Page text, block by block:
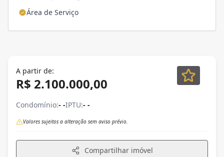
Área de Serviço
A partir de:
R$ 2.100.000,00
Condomínio:- -IPTU:- -
Valores sujeitos a alteração sem aviso prévio.
Compartilhar imóvel